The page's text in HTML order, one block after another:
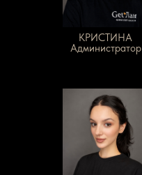
КРИСТИНА
Администратор